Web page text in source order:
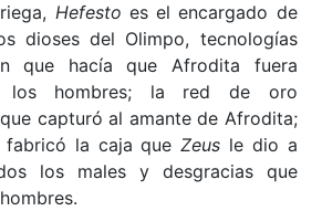
Hefesto es el encargado de
dioses del Olimpo, tecnologías
que hacía que Afrodita fuera
los hombres; la red de oro
capturó al amante de Afrodita;
fabricó la caja queZeus le dio a
los males y desgracias que